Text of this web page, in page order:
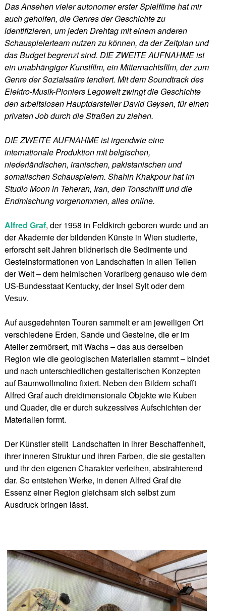
Das Ansehen vieler autonomer erster Spielfilme hat mir
auch geholfen, die Genres der Geschichte zu
identifizieren, um jeden Drehtag mit einem anderen
Schauspielerteam nutzen zu können, da der Zeitplan und
das Budget begrenzt sind. DIE ZWEITE AUFNAHME ist
ein unabhängiger Kunstfilm, ein Mitternachtsfilm, der zum
Genre der Sozialsatire tendiert. Mit dem Soundtrack des
Elektro-Musik-Pioniers Legowelt zwingt die Geschichte
den arbeitslosen Hauptdarsteller David Geysen, für einen
privaten Job durch die Straßen zu ziehen.
DIE ZWEITE AUFNAHME ist irgendwie eine
internationale Produktion mit belgischen,
niederländischen, iranischen, pakistanischen und
somalischen Schauspielern. Shahin Khakpour hat im
Studio Moon in Teheran, Iran, den Tonschnitt und die
Endmischung vorgenommen, alles online.
Alfred Graf, der 1958 in Feldkirch geboren wurde und an
der Akademie der bildenden Künste in Wien studierte,
erforscht seit Jahren bildnerisch die Sedimente und
Gesteinsformationen von Landschaften in allen Teilen
der Welt – dem heimischen Vorarlberg genauso wie dem
US-Bundesstaat Kentucky, der Insel Sylt oder dem
Vesuv.
Auf ausgedehnten Touren sammelt er am jeweiligen Ort
verschiedene Erden, Sande und Gesteine, die er im
Atelier zermörsert, mit Wachs – das aus derselben
Region wie die geologischen Materialien stammt – bindet
und nach unterschiedlichen gestalterischen Konzepten
auf Baumwollmolino fixiert. Neben den Bildern schafft
Alfred Graf auch dreidimensionale Objekte wie Kuben
und Quader, die er durch sukzessives Aufschichten der
Materialien formt.
Der Künstler stellt Landschaften in ihrer Beschaffenheit,
ihrer inneren Struktur und ihren Farben, die sie gestalten
und ihr den eigenen Charakter verleihen, abstrahierend
dar. So entstehen Werke, in denen Alfred Graf die
Essenz einer Region gleichsam sich selbst zum
Ausdruck bringen lässt.